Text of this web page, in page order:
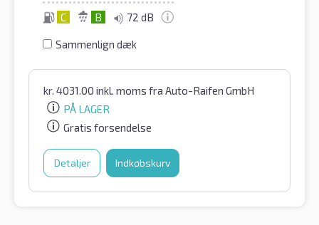
C B 72 dB
Sammenlign dæk
kr. 4031.00 inkl. moms fra Auto-Raifen GmbH
PÅ LAGER
Gratis forsendelse
Detaljer Indkøbskurv